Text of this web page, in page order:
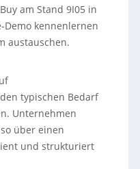
am Stand 9I05 in
Demo kennenlernen
austauschen.
typischen Bedarf
Unternehmen
über einen
und strukturiert